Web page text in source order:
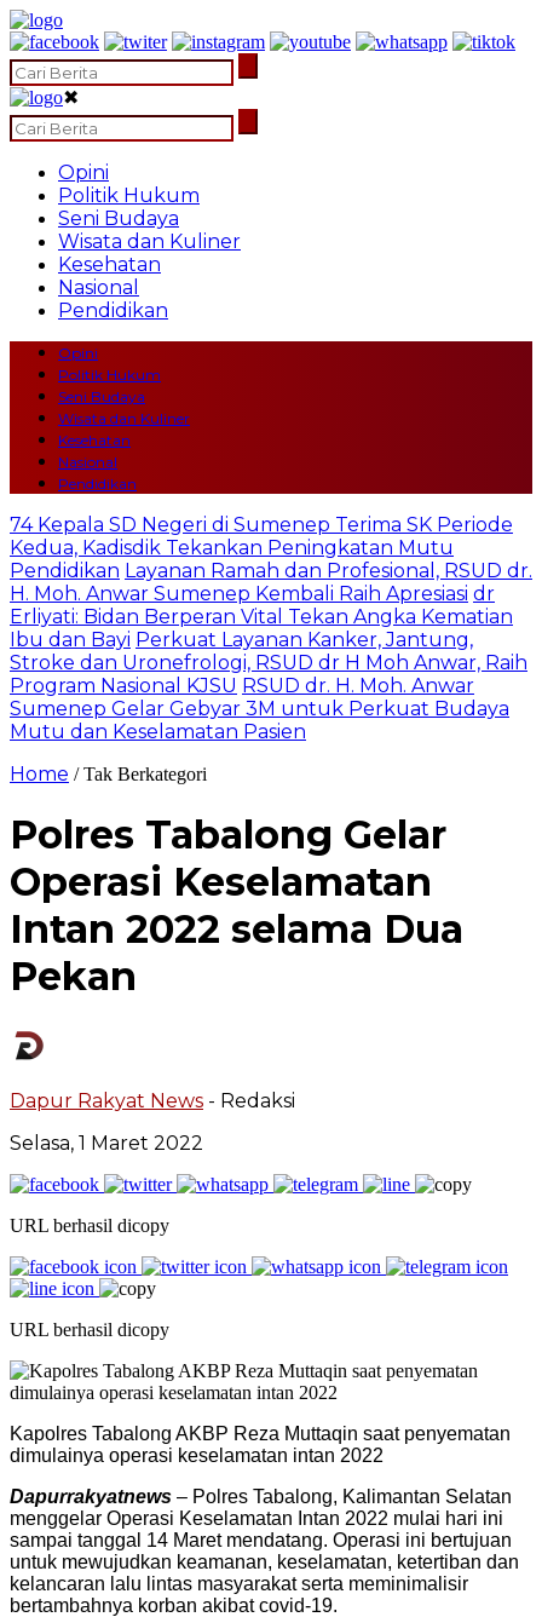
✖
Opini
Politik Hukum
Seni Budaya
Wisata dan Kuliner
Kesehatan
Nasional
Pendidikan
Opini
Politik Hukum
Seni Budaya
Wisata dan Kuliner
Kesehatan
Nasional
Pendidikan
74 Kepala SD Negeri di Sumenep Terima SK Periode
Kedua, Kadisdik Tekankan Peningkatan Mutu
Pendidikan Layanan Ramah dan Profesional, RSUD dr.
H. Moh. Anwar Sumenep Kembali Raih Apresiasi dr
Erliyati: Bidan Berperan Vital Tekan Angka Kematian
Ibu dan Bayi Perkuat Layanan Kanker, Jantung,
Stroke dan Uronefrologi, RSUD dr H Moh Anwar, Raih
Program Nasional KJSU RSUD dr. H. Moh. Anwar
Sumenep Gelar Gebyar 3M untuk Perkuat Budaya
Mutu dan Keselamatan Pasien
Home / Tak Berkategori
Polres Tabalong Gelar
Operasi Keselamatan
Intan 2022 selama Dua
Pekan
Dapur Rakyat News - Redaksi
Selasa, 1 Maret 2022
URL berhasil dicopy
URL berhasil dicopy
Kapolres Tabalong AKBP Reza Muttaqin saat penyematan
dimulainya operasi keselamatan intan 2022
Dapurrakyatnews – Polres Tabalong, Kalimantan Selatan
menggelar Operasi Keselamatan Intan 2022 mulai hari ini
sampai tanggal 14 Maret mendatang. Operasi ini bertujuan
untuk mewujudkan keamanan, keselamatan, ketertiban dan
kelancaran lalu lintas masyarakat serta meminimalisir
bertambahnya korban akibat covid-19.